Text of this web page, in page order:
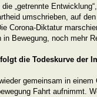
„getrennte
umschrieben, auf
Corona-Diktatur
in Bewegung, noch mehr
die Todeskurve der
gemeinsam in
Fahrt aufnimmt.